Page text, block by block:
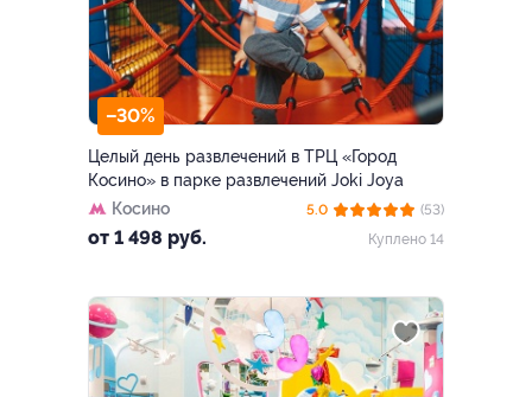
–30%
Целый день развлечений в ТРЦ «Город
Косино» в парке развлечений Joki Joya
Косино
от 1 498 руб.
5.0
(53)
Куплено 14